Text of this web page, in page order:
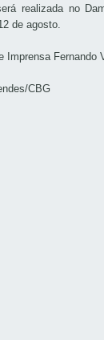
realizada no
de agosto.
Imprensa Fernando
CBG